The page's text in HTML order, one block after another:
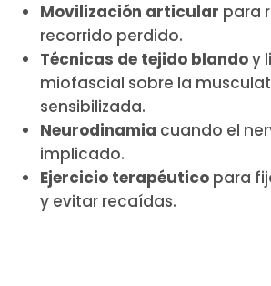
Movilización articular para
recorrido perdido.
Técnicas de tejido blandoy
miofascial sobre la
sensibilizada.
Neurodinamia cuando el
implicado.
Ejercicio terapéuticopara
y evitar recaídas.